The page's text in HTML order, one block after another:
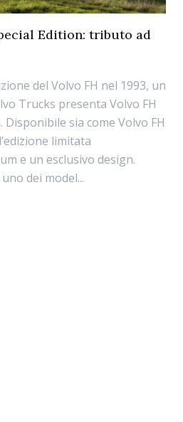
Edition: tributo ad
del Volvo FH nel 1993, un
Trucks presenta Volvo FH
Disponibile sia come Volvo FH
limitata
e un esclusivo design.
dei model...